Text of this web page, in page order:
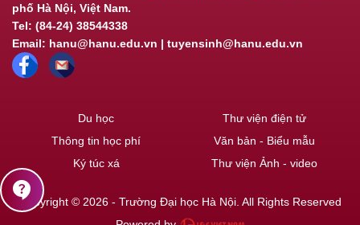
phố Hà Nội, Việt Nam.
Tel: (84-24) 38544338
Email: hanu@hanu.edu.vn | tuyensinh@hanu.edu.vn
Du học
Thông tin học phí
Ký túc xá
Thư viện điện tử
Văn bản - Biểu mẫu
Thư viện Ảnh - video
Copyright © 2026 - Trường Đại học Hà Nội. All Rights Reserved
contact_support